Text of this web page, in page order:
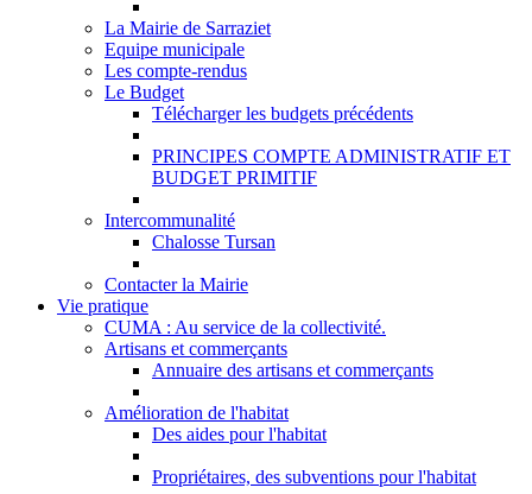
La Mairie de Sarraziet
Equipe municipale
Les compte-rendus
Le Budget
Télécharger les budgets précédents
PRINCIPES COMPTE ADMINISTRATIF ET
BUDGET PRIMITIF
Intercommunalité
Chalosse Tursan
Contacter la Mairie
Vie pratique
CUMA : Au service de la collectivité.
Artisans et commerçants
Annuaire des artisans et commerçants
Amélioration de l'habitat
Des aides pour l'habitat
Propriétaires, des subventions pour l'habitat